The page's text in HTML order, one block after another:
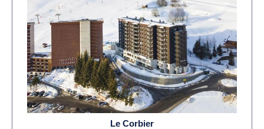
Le Corbier